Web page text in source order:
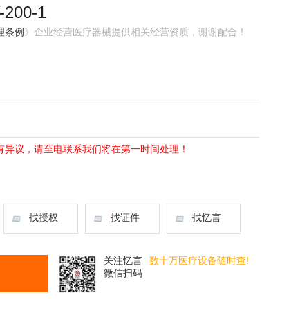
200-1
条例 》企业经营医疗器械提供相关经营资质，谢谢配合！
议，请至电联系我们将在第一时间处理！
找授权 找证件 找忆言
关注忆言
微信扫码
数十万医疗设备随时查!